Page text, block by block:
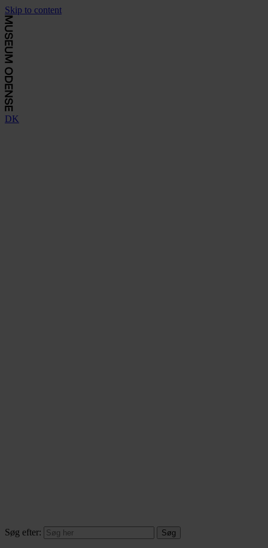
Skip to content
DK
Søg efter: